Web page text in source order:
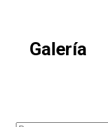
Galería